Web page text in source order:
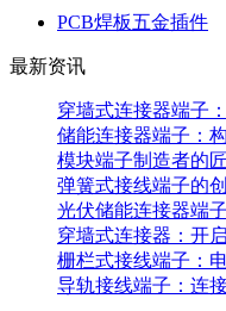
PCB焊板五金插件
最新资讯
穿墙式连接器端子
储能连接器端子：
模块端子制造者的
弹簧式接线端子的
光伏储能连接器端
穿墙式连接器：开
栅栏式接线端子：
导轨接线端子：连